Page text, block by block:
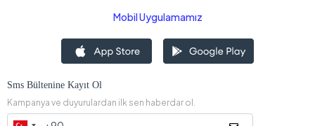
Mobil Uygulamamız
Sms Bültenine Kayıt Ol
Kampanya ve duyurulardan ilk sen haberdar ol.